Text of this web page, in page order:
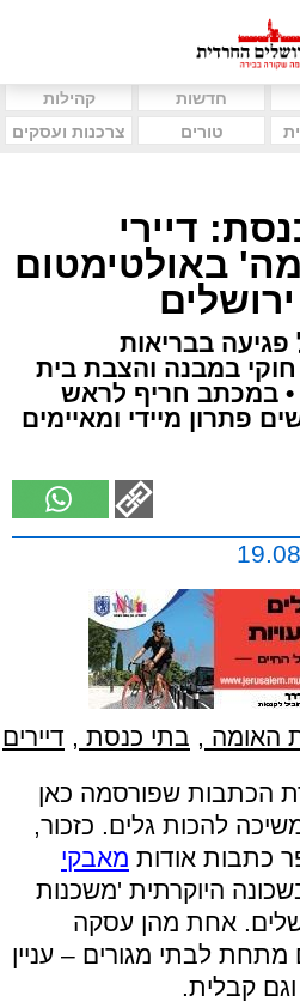
חדשות
קהילות
טורים צרכנות ועסקים
דיירי
באולטימטום
פגיעה בבריאות
חוקי במבנה והצבת בית
במכתב חריף לראש
פתרון מיידי ומאיימים
האומה , בתי כנסת , דיירים
הכתבות שפורסמה כאן
להכות גלים. כזכור,
כתבות אודות מאבקי
היוקרתית 'משכנות
אחת מהן עסקה
לבתי מגורים – עניין
קבלית.